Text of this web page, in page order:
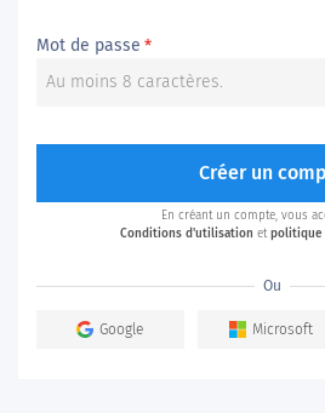
Mot de passe *
Créer un
En créant un compte, vous
Conditions d'utilisation etpolitique
Ou
Google Microsoft